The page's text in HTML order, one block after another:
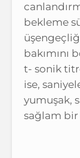
bekleme
bakımını
t- sonik
ise,
yumuşak,
sağlam bir